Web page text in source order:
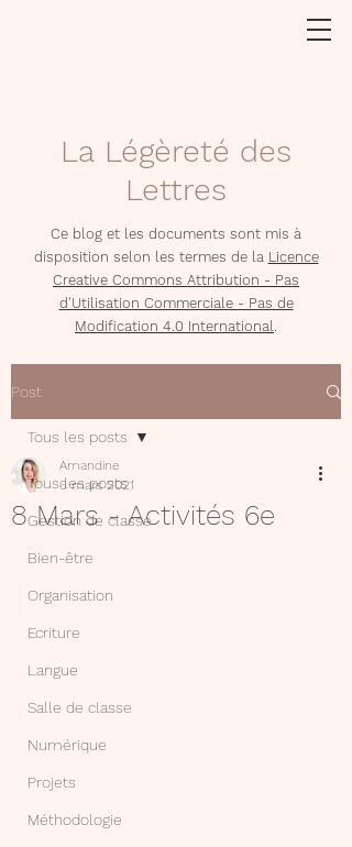
La Légèreté des
Lettres
Ce blog et les documents sont mis à
disposition selon les termes de la Licence
Creative Commons Attribution - Pas
d'Utilisation Commerciale - Pas de
Modification 4.0 International.
Post
Tous les posts
Gestion de classe
Bien-être
Organisation
Ecriture
Langue
Salle de classe
Numérique
Projets
Méthodologie
Tous les posts
8 Mars - Activités 6e
Amandine
6 mars 2021